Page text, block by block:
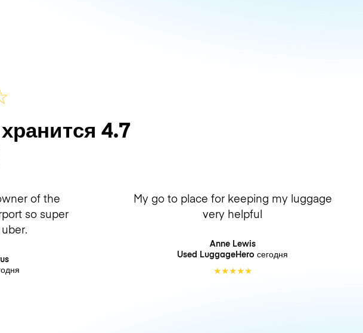
4.7
of the
so super
My go to place for keeping my luggage
very helpful
Anne Lewis
Used LuggageHero сегодня
★★★★★